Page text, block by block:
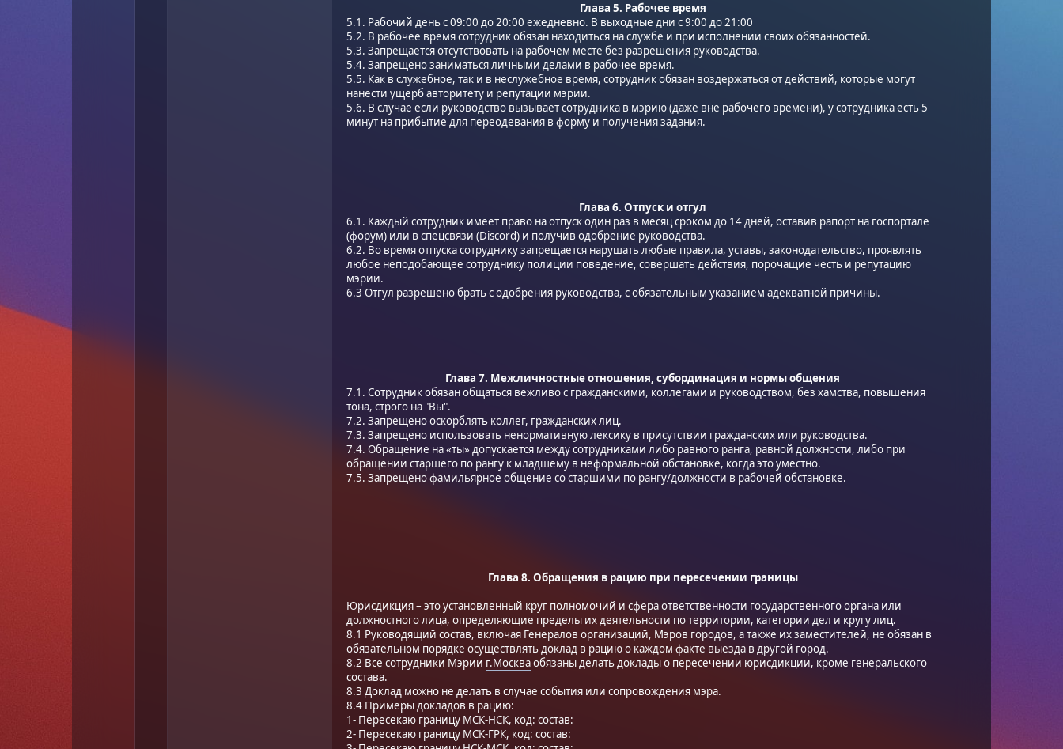
Глава 5. Рабочее время
5.1. Рабочий день с 09:00 до 20:00 ежедневно. В выходные дни с 9:00 до 21:00
5.2. В рабочее время сотрудник обязан находиться на службе и при исполнении своих обязанностей.
5.3. Запрещается отсутствовать на рабочем месте без разрешения руководства.
5.4. Запрещено заниматься личными делами в рабочее время.
5.5. Как в служебное, так и в неслужебное время, сотрудник обязан воздержаться от действий, которые могут
нанести ущерб авторитету и репутации мэрии.
5.6. В случае если руководство вызывает сотрудника в мэрию (даже вне рабочего времени), у сотрудника есть 5
минут на прибытие для переодевания в форму и получения задания.
Глава 6. Отпуск и отгул
6.1. Каждый сотрудник имеет право на отпуск один раз в месяц сроком до 14 дней, оставив рапорт на госпортале
(форум) или в спецсвязи (Discord) и получив одобрение руководства.
6.2. Во время отпуска сотруднику запрещается нарушать любые правила, уставы, законодательство, проявлять
любое неподобающее сотруднику полиции поведение, совершать действия, порочащие честь и репутацию
мэрии.
6.3 Отгул разрешено брать с одобрения руководства, с обязательным указанием адекватной причины.
Глава 7. Межличностные отношения, субординация и нормы общения
7.1. Сотрудник обязан общаться вежливо с гражданскими, коллегами и руководством, без хамства, повышения
тона, строго на "Вы".
7.2. Запрещено оскорблять коллег, гражданских лиц.
7.3. Запрещено использовать ненормативную лексику в присутствии гражданских или руководства.
7.4. Обращение на «ты» допускается между сотрудниками либо равного ранга, равной должности, либо при
обращении старшего по рангу к младшему в неформальной обстановке, когда это уместно.
7.5. Запрещено фамильярное общение со старшими по рангу/должности в рабочей обстановке.
Глава 8. Обращения в рацию при пересечении границы
Юрисдикция – это установленный круг полномочий и сфера ответственности государственного органа или
должностного лица, определяющие пределы их деятельности по территории, категории дел и кругу лиц.
8.1 Руководящий состав, включая Генералов организаций, Мэров городов, а также их заместителей, не обязан в
обязательном порядке осуществлять доклад в рацию о каждом факте выезда в другой город.
8.2 Все сотрудники Мэрии г.Москваобязаны делать доклады о пересечении юрисдикции, кроме генеральского
состава.
8.3 Доклад можно не делать в случае события или сопровождения мэра.
8.4 Примеры докладов в рацию:
1- Пересекаю границу МСК-НСК, код: состав:
2- Пересекаю границу МСК-ГРК, код: состав: